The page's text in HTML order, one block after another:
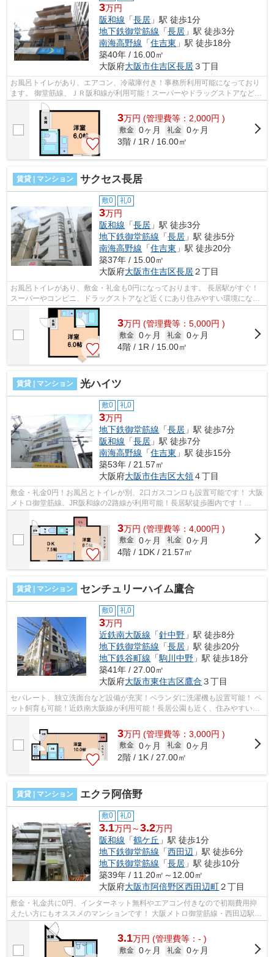
3万円
阪和線 「長居 」駅 徒歩1分
地下鉄御堂筋線 「長居 」駅 徒歩3分
南海高野線 「住吉東 」駅 徒歩18分
築40年 / 16.00㎡
大阪府大阪市住吉区長居３丁目
お風呂トイレがあり、エアコン、冷蔵庫付き！事務所利用可能になっており
ます。 御堂筋線、ＪＲ阪和線が利用可能！スーパーやドラッグストアなど近
くにあります。 ■□■□■□■□■□■□■□■□■...
3万円 (管理費等：2,000円 )
敷金 0ヶ月 礼金 0ヶ月
3階 / 1R / 16.00㎡
賃貸 | マンション サクセス長居
敷0 礼0
3万円
阪和線 「長居 」駅 徒歩3分
地下鉄御堂筋線 「長居 」駅 徒歩5分
南海高野線 「住吉東 」駅 徒歩20分
築37年 / 15.00㎡
大阪府大阪市住吉区長居２丁目
お風呂トイレがあり、敷金・礼金も0円になっております。 長居駅がすぐ！
スーパーやコンビニ、ドラッグストアなど近くにあり住みやすい環境になっ
ております。 ■□■□■□■□■□■□■□■□■□■□...
3万円 (管理費等：5,000円 )
敷金 0ヶ月 礼金 0ヶ月
4階 / 1R / 15.00㎡
賃貸 | マンション 光ハイツ
敷0 礼0
3万円
地下鉄御堂筋線 「長居 」駅 徒歩7分
阪和線 「長居 」駅 徒歩7分
南海高野線 「住吉東 」駅 徒歩15分
築53年 / 21.57㎡
大阪府大阪市住吉区大領４丁目
敷金・礼金0円！お風呂とトイレが別、2口ガスコンロも設置可能です！ 大阪
メトロ御堂筋線、JR阪和線の2路線が利用可能！長居駅徒歩圏内です！
■□■□■□■□■□■□■□■□■□■□■□■□■□■□■□■□■□■□...
3万円 (管理費等：4,000円 )
敷金 0ヶ月 礼金 0ヶ月
4階 / 1DK / 21.57㎡
賃貸 | マンション センチュリーハイム鷹合
敷0 礼0
3万円
近鉄南大阪線 「針中野 」駅 徒歩8分
地下鉄御堂筋線 「長居 」駅 徒歩20分
地下鉄谷町線 「駒川中野 」駅 徒歩18分
築41年 / 27.00㎡
大阪府大阪市東住吉区鷹合 ３丁目
セパレート、独立洗面台など設備が充実！ベランダに洗濯機も設置可能！ ペ
ット飼育も可能！近鉄南大阪線が利用可能！長居公園も近く、住みやすい環
3万円 (管理費等：3,000円 )
敷金 0ヶ月 礼金 0ヶ月
2階 / 1K / 27.00㎡
賃貸 | マンション エクラ阿倍野
敷0 礼0
3.1万円～3.2万円
阪和線 「鶴ケ丘 」駅 徒歩1分
地下鉄御堂筋線 「西田辺 」駅 徒歩6分
地下鉄御堂筋線 「長居 」駅 徒歩10分
築39年 / 11.20㎡～12.00㎡
大阪府大阪市阿倍野区西田辺町２丁目
敷金・礼金共に0円、インターネット無料やエアコン付きなので初期費用抑
えたい方にもオススメのマンションです！ 大阪メトロ御堂筋線・西田辺駅、
利用可能でJR阪和線・鶴ケ丘駅もすぐ...
3.1万円 (管理費等：- )
敷金 0ヶ月 礼金 0ヶ月